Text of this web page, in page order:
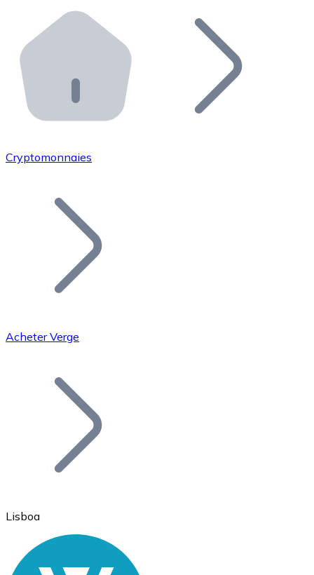
Distributeurs automatiques Bitnovo
Intégrez un ATM Bitnovo dans votre entreprise et
API Bitnovo
Intégrez notre API dans votre écosystème.
Rejoignez notre réseau de distributeurs et
Ajoutez le token de votre projet à notre service
Bitcoin
Cryptomonnaies
Acheter Verge
Lisboa